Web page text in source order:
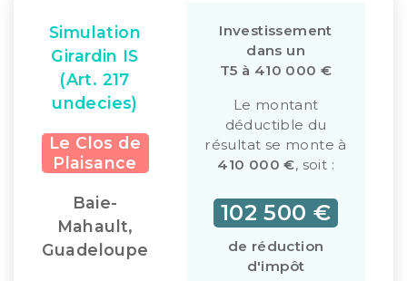
Simulation
Girardin IS
(Art. 217
undecies)
Le Clos de
Plaisance
Baie-
Mahault,
Guadeloupe
Investissement
dans un
T5 à 410 000 €
Le montant
déductible du
résultat se monte à
410 000 €, soit :
102 500 €
de réduction
d'impôt